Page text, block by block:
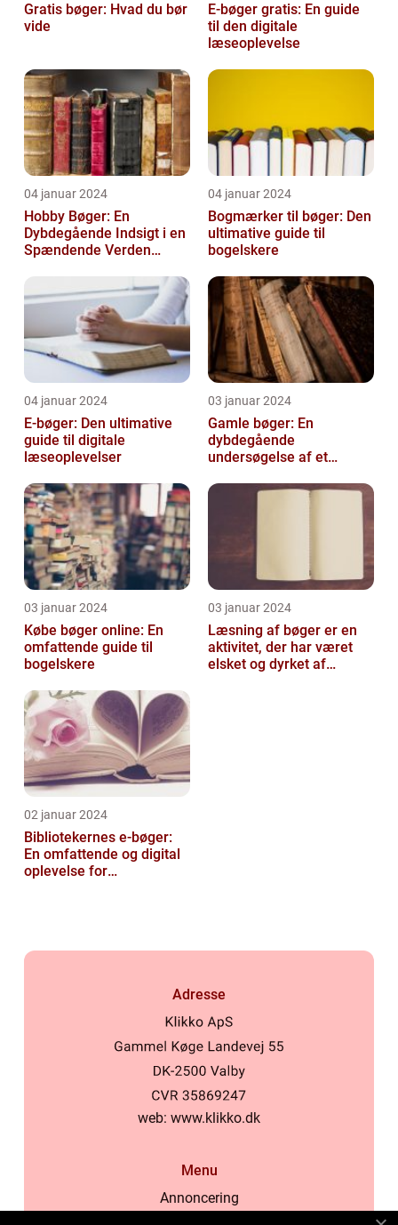
Gratis bøger: Hvad du bør
vide
E-bøger gratis: En guide
til den digitale
læseoplevelse
04 januar 2024
Hobby Bøger: En
Dybdegående Indsigt i en
Spændende Verden
04 januar 2024
Bogmærker til bøger: Den
ultimative guide til
bogelskere
04 januar 2024
E-bøger: Den ultimative
guide til digitale
læseoplevelser
03 januar 2024
Gamle bøger: En
dybdegående
undersøgelse af et
03 januar 2024
Købe bøger online: En
omfattende guide til
bogelskere
03 januar 2024
Læsning af bøger er en
aktivitet, der har været
elsket og dyrket af
02 januar 2024
Bibliotekernes e-bøger:
En omfattende og digital
oplevelse for
Adresse
web: www.klikko.dk
Menu
Annoncering